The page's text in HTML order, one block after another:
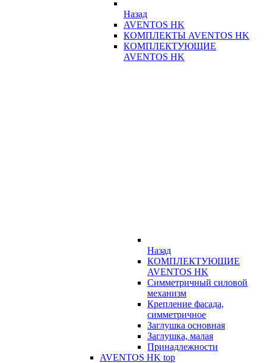
Назад
AVENTOS HK
КОМПЛЕКТЫ AVENTOS HK
КОМПЛЕКТУЮЩИЕ
AVENTOS HK
Назад
КОМПЛЕКТУЮЩИЕ
AVENTOS HK
Симметричный силовой
механизм
Крепление фасада,
симметричное
Заглушка основная
Заглушка, малая
Принадлежности
AVENTOS HK top